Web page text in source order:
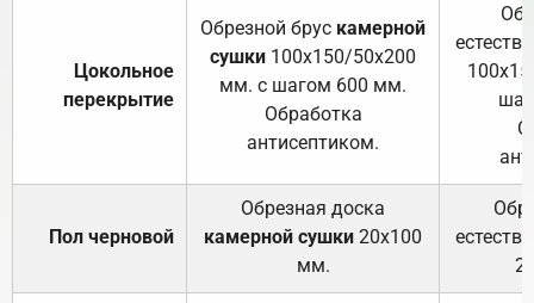
Цокольное
перекрытие
Обрезной брус камерной
сушки 100х150/50х200
мм. с шагом 600 мм.
Обработка
антисептиком.
Пол черновой
Обрезная доска
камерной сушки 20х100
мм.